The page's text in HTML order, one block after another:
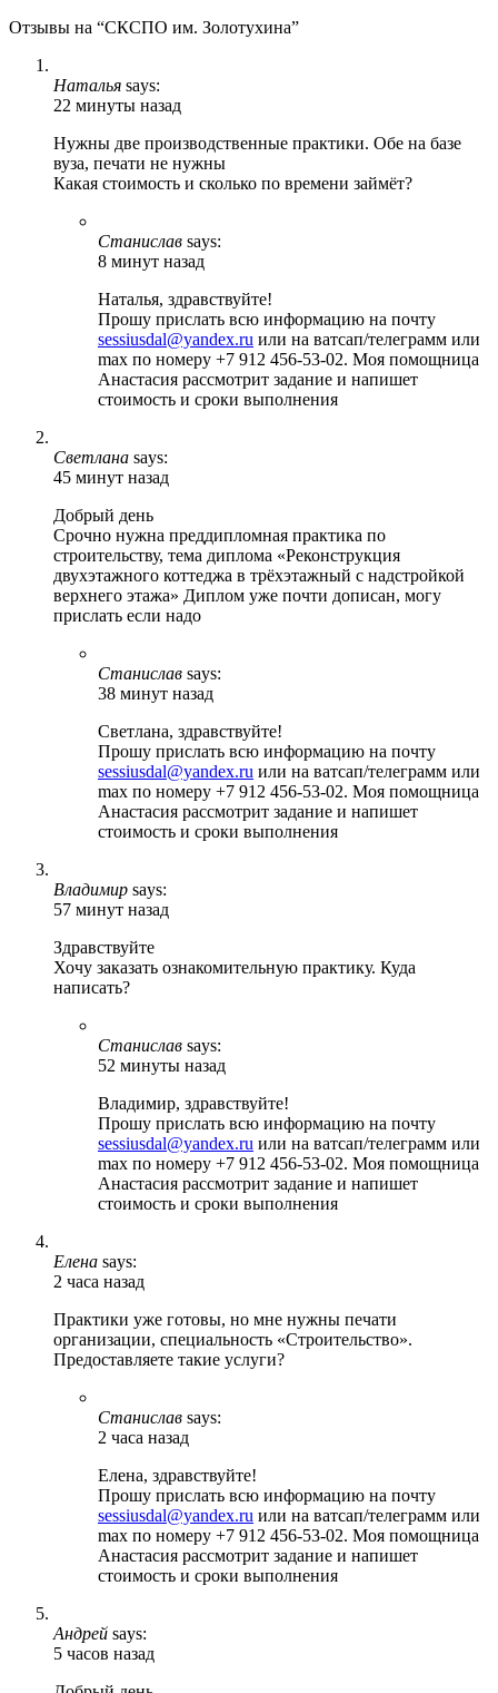
Отзывы на “СКСПО им. Золотухина”
Наталья says:
22 минуты назад
Нужны две производственные практики. Обе на базе
вуза, печати не нужны
Какая стоимость и сколько по времени займёт?
Станислав says:
8 минут назад
Наталья, здравствуйте!
Прошу прислать всю информацию на почту
sessiusdal@yandex.ru или на ватсап/телеграмм или
max по номеру +7 912 456-53-02. Моя помощница
Анастасия рассмотрит задание и напишет
стоимость и сроки выполнения
Светлана says:
45 минут назад
Добрый день
Срочно нужна преддипломная практика по
строительству, тема диплома «Реконструкция
двухэтажного коттеджа в трёхэтажный с надстройкой
верхнего этажа» Диплом уже почти дописан, могу
прислать если надо
Станислав says:
38 минут назад
Светлана, здравствуйте!
Прошу прислать всю информацию на почту
sessiusdal@yandex.ru или на ватсап/телеграмм или
max по номеру +7 912 456-53-02. Моя помощница
Анастасия рассмотрит задание и напишет
стоимость и сроки выполнения
Владимир says:
57 минут назад
Здравствуйте
Хочу заказать ознакомительную практику. Куда
написать?
Станислав says:
52 минуты назад
Владимир, здравствуйте!
Прошу прислать всю информацию на почту
sessiusdal@yandex.ru или на ватсап/телеграмм или
max по номеру +7 912 456-53-02. Моя помощница
Анастасия рассмотрит задание и напишет
стоимость и сроки выполнения
Елена says:
2 часа назад
Практики уже готовы, но мне нужны печати
организации, специальность «Строительство».
Предоставляете такие услуги?
Станислав says:
2 часа назад
Елена, здравствуйте!
Прошу прислать всю информацию на почту
sessiusdal@yandex.ru или на ватсап/телеграмм или
max по номеру +7 912 456-53-02. Моя помощница
Анастасия рассмотрит задание и напишет
стоимость и сроки выполнения
Андрей says:
5 часов назад